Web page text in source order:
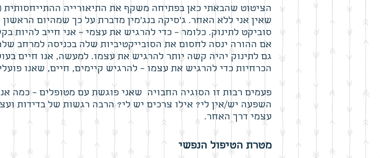
הציטוט שהבאתי כאן בפתיחה משקף את התיאורייה
שאין אני ללא האחר. ג'סיקה בנג'מין מדברת על כך שמהיום
סוביקט לתינוק. כלומר – כדי להרגיש את עצמי – אני חייב להיות
אם ההורה ינסה לחסום את הסובייקטיביות שלה בכניסה למרחב
גם לתינוק יהיה קשה יותר להרגיש את עצמו. למעשה, אנו חיים
הכרחיות כדי להרגיש את עצמו – להרגיש קיימים, חיים, שאנו
פעמים רבות זו הסוגיה החבויה שאני פוגשת עם מטופלים – כמה
השפעה יש/אין לי? אילו צרכים יש לי? הרבה רגשות של בדידות
עצמי דרך האחר.
מטרת הטיפול הנפשי